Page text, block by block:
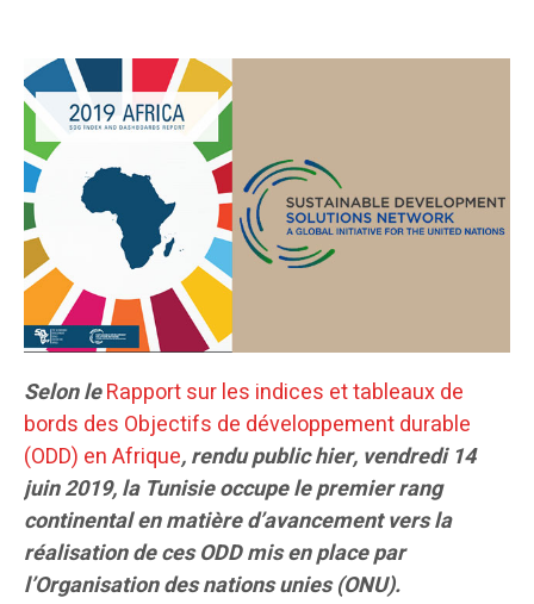
Selon leRapport sur les indices et tableaux de
bords des Objectifs de développement durable
(ODD) en Afrique, rendu public hier, vendredi 14
juin 2019, la Tunisie occupe le premier rang
continental en matière d’avancement vers la
réalisation de ces ODD mis en place par
l’Organisation des nations unies (ONU).